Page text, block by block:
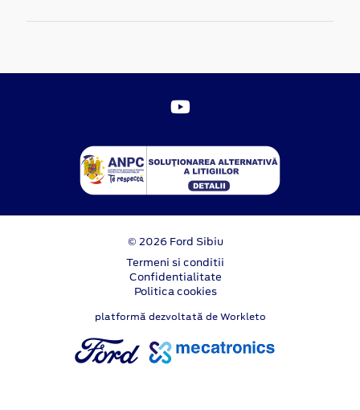
© 2026 Ford Sibiu
Termeni si conditii
Confidentialitate
Politica cookies
platformă dezvoltată de Workleto